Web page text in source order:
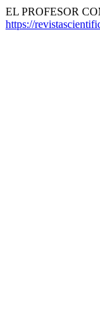
EL PROFESOR
https://